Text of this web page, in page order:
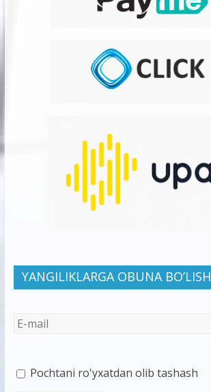
YANGILIKLARGA OBUNA BO’LISH
Pochtani ro'yxatdan olib tashash